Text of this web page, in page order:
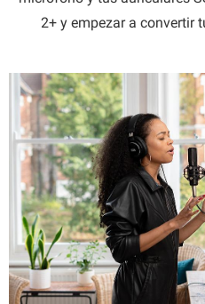
2+ y empezar a convertir